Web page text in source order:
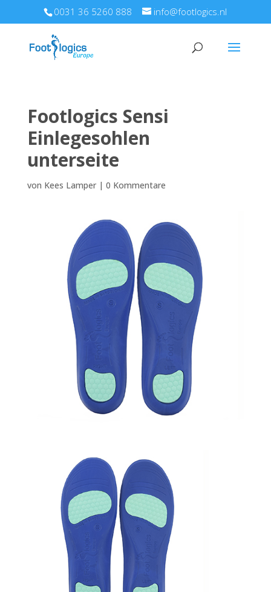
0031 36 5260 888 info@footlogics.nl
Footlogics Sensi
Einlegesohlen
unterseite
von Kees Lamper| 0 Kommentare